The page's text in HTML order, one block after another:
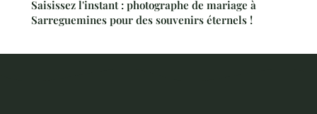
Saisissez l'instant : photographe de mariage à
Sarreguemines pour des souvenirs éternels !